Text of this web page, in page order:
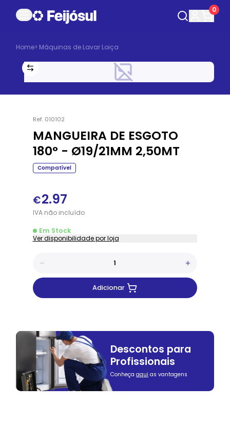
0
Home> Máquinas de Lavar Loiça
Ref. 010102
MANGUEIRA DE ESGOTO
180° - Ø19/21MM 2,50MT
Compatível
€2.97
IVAnãoincluído
Em Stock
Ver disponibilidade por loja
Adicionar
Descontos para
Profissionais
Conheça aqui as vantagens